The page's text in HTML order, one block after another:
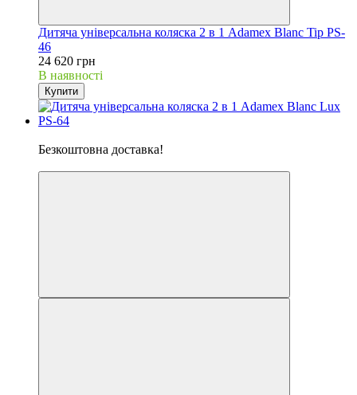
Дитяча універсальна коляска 2 в 1 Adamex Blanc Tip PS-
46
24 620 грн
В наявності
Купити
Безкоштовна доставка!